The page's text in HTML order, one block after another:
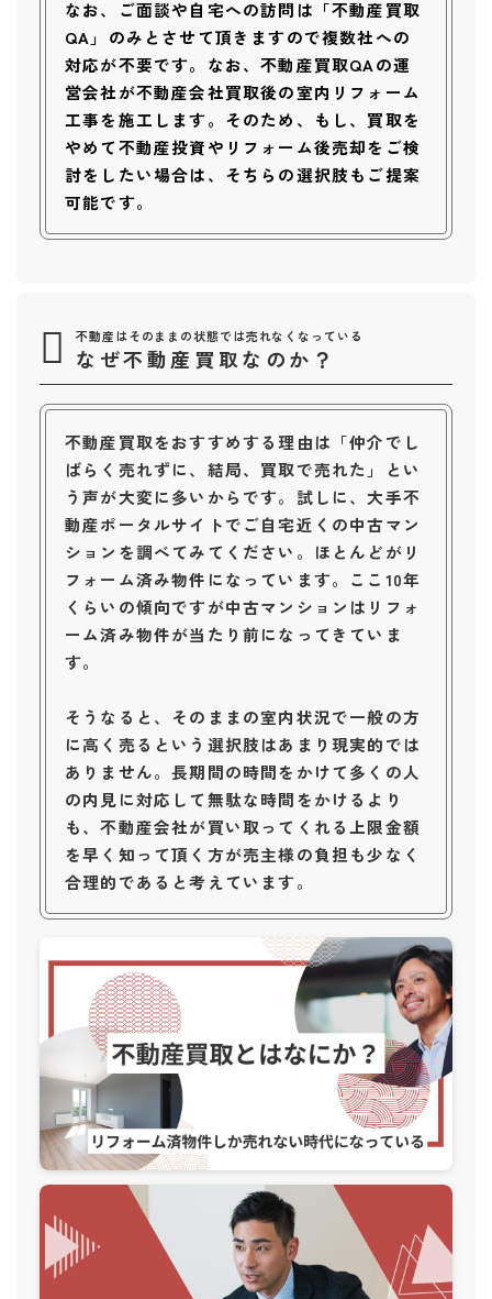
なお、ご面談や自宅への訪問は「不動産買取
QA」のみとさせて頂きますので複数社への
対応が不要です。なお、不動産買取QAの運
営会社が不動産会社買取後の室内リフォーム
工事を施工します。そのため、もし、買取を
やめて不動産投資やリフォーム後売却をご検
討をしたい場合は、そちらの選択肢もご提案
可能です。
不動産はそのままの状態では売れなくなっている
なぜ不動産買取なのか？
不動産買取をおすすめする理由は「仲介でし
ばらく売れずに、結局、買取で売れた」とい
う声が大変に多いからです。試しに、大手不
動産ポータルサイトでご自宅近くの中古マン
ションを調べてみてください。ほとんどがリ
フォーム済み物件になっています。ここ10年
くらいの傾向ですが中古マンションはリフォ
ーム済み物件が当たり前になってきていま
す。
そうなると、そのままの室内状況で一般の方
に高く売るという選択肢はあまり現実的では
ありません。長期間の時間をかけて多くの人
の内見に対応して無駄な時間をかけるより
も、不動産会社が買い取ってくれる上限金額
を早く知って頂く方が売主様の負担も少なく
合理的であると考えています。